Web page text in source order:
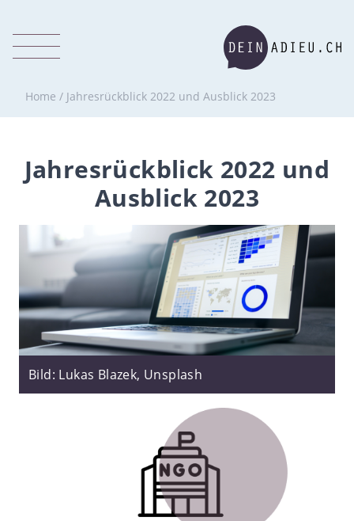
Home / Jahresrückblick 2022 und Ausblick 2023
Jahresrückblick 2022 und
Ausblick 2023
Bild: Lukas Blazek, Unsplash